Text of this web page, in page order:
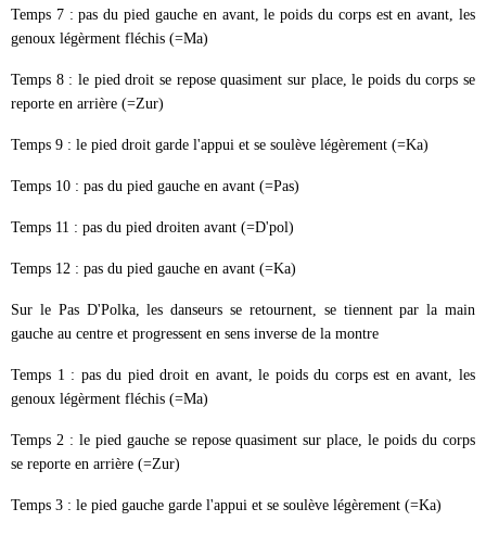
Temps 7 : pas du pied gauche en avant, le poids du corps est en avant, les
genoux légèrment fléchis (=Ma)
Temps 8 : le pied droit se repose quasiment sur place, le poids du corps se
reporte en arrière (=Zur)
Temps 9 : le pied droit garde l'appui et se soulève légèrement (=Ka)
Temps 10 : pas du pied gauche en avant (=Pas)
Temps 11 : pas du pied droiten avant (=D'pol)
Temps 12 : pas du pied gauche en avant (=Ka)
Sur le Pas D'Polka, les danseurs se retournent, se tiennent par la main
gauche au centre et progressent en sens inverse de la montre
Temps 1 : pas du pied droit en avant, le poids du corps est en avant, les
genoux légèrment fléchis (=Ma)
Temps 2 : le pied gauche se repose quasiment sur place, le poids du corps
se reporte en arrière (=Zur)
Temps 3 : le pied gauche garde l'appui et se soulève légèrement (=Ka)